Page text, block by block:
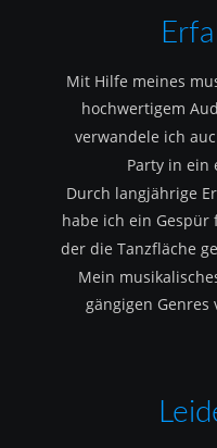
Mit Hilfe meines
hochwertigem
verwandele ich
Party in ein
Durch langjährige
habe ich ein
der die Tanzfläche
Mein
gängigen